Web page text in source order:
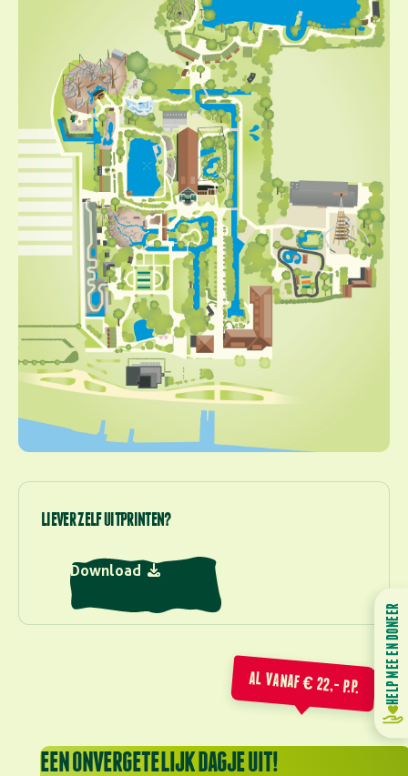
LIEVER ZELF UITPRINTEN?
Download
AL VANAF € 22,- P.P.
EEN ONVERGETELIJK DAGJE UIT!
HELP MEE EN DONEER